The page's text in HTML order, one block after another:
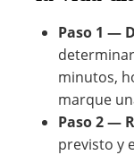
Paso 1 —
minutos,
marque
Paso 2 —
previsto y